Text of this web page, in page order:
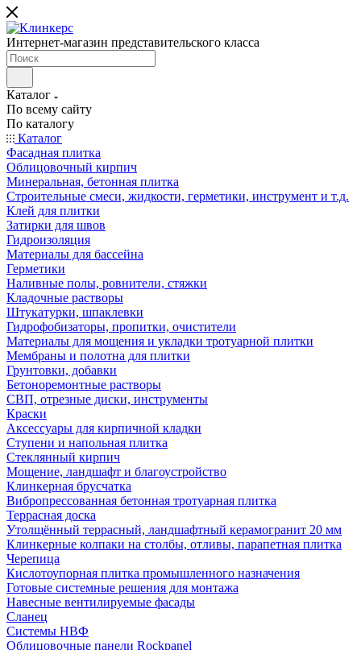
Интернет-магазин представительского класса
Каталог
По всему сайту
По каталогу
Каталог
Фасадная плитка
Облицовочный кирпич
Минеральная, бетонная плитка
Строительные смеси, жидкости, герметики, инструмент и т.д.
Клей для плитки
Затирки для швов
Гидроизоляция
Материалы для бассейна
Герметики
Наливные полы, ровнители, стяжки
Кладочные растворы
Штукатурки, шпаклевки
Гидрофобизаторы, пропитки, очистители
Материалы для мощения и укладки тротуарной плитки
Мембраны и полотна для плитки
Грунтовки, добавки
Бетоноремонтные растворы
СВП, отрезные диски, инструменты
Краски
Аксессуары для кирпичной кладки
Ступени и напольная плитка
Cтеклянный кирпич
Мощение, ландшафт и благоустройство
Клинкерная брусчатка
Вибропрессованная бетонная тротуарная плитка
Террасная доска
Утолщённый террасный, ландшафтный керамогранит 20 мм
Клинкерные колпаки на столбы, отливы, парапетная плитка
Черепица
Кислотоупорная плитка промышленного назначения
Готовые системные решения для монтажа
Навесные вентилируемые фасады
Сланец
Системы НВФ
Облицовочные панели Rockpanel